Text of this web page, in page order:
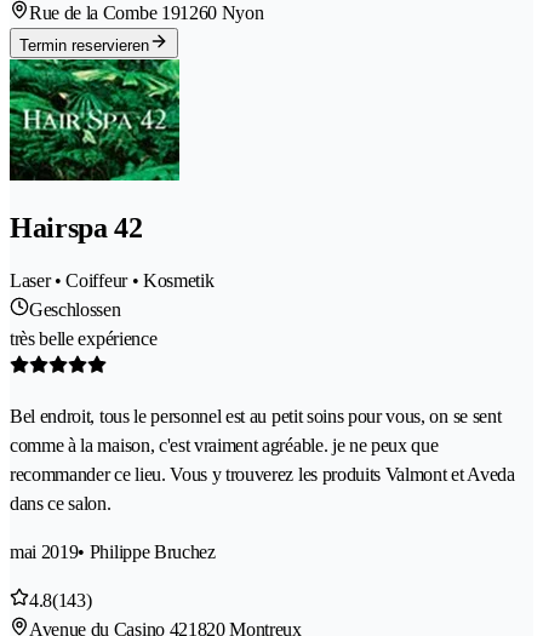
Rue de la Combe 191260 Nyon
Termin reservieren
Hairspa 42
Laser • Coiffeur • Kosmetik
Geschlossen
très belle expérience
Bel endroit, tous le personnel est au petit soins pour vous, on se sent
comme à la maison, c'est vraiment agréable. je ne peux que
recommander ce lieu. Vous y trouverez les produits Valmont et Aveda
dans ce salon.
mai 2019• Philippe Bruchez
4.8(143)
Avenue du Casino 421820 Montreux